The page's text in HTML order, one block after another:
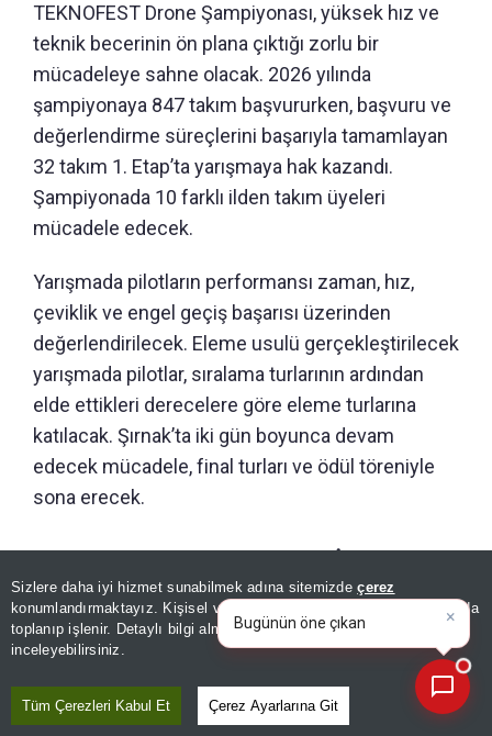
Sizlere daha iyi hizmet sunabilmek adına sitemizdeçerez
konumlandırmaktayız. Kişisel verileriniz, KVKK ve GDPR kapsamında
toplanıp işlenir. Detaylı bilgi almak içinAydınlatma Metnimizi
inceleyebilirsiniz.
Tüm Çerezleri Kabul Et Çerez Ayarlarına Git
TEKNOFEST Drone Şampiyonası, yüksek hız ve
teknik becerinin ön plana çıktığı zorlu bir
mücadeleye sahne olacak. 2026 yılında
şampiyonaya 847 takım başvururken, başvuru ve
değerlendirme süreçlerini başarıyla tamamlayan
32 takım 1. Etap’ta yarışmaya hak kazandı.
Şampiyonada 10 farklı ilden takım üyeleri
mücadele edecek.
Yarışmada pilotların performansı zaman, hız,
çeviklik ve engel geçiş başarısı üzerinden
değerlendirilecek. Eleme usulü gerçekleştirilecek
yarışmada pilotlar, sıralama turlarının ardından
elde ettikleri derecelere göre eleme turlarına
katılacak. Şırnak’ta iki gün boyunca devam
edecek mücadele, final turları ve ödül töreniyle
sona erecek.
YETERLİLİK VE GÜVENLİK ŞARTI
TEKNOFEST Drone Şampiyonası’nda kullanılacak
dronların 180 ila 250 milimetre çapında olması ve
maksimum 6S (22.2V) batarya voltajında
×
Bugünün öne çıkan manşetleri
ve gelişmeleri neler?